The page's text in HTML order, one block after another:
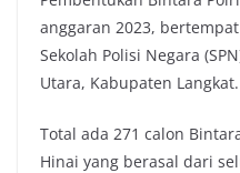
anggaran 2023,
Sekolah Polisi Negara
Utara, Kabupaten Langkat.
Total ada 271 calon
Hinai yang berasal dari